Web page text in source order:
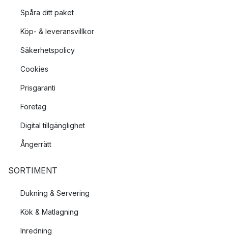
Spåra ditt paket
Köp- & leveransvillkor
Säkerhetspolicy
Cookies
Prisgaranti
Företag
Digital tillgänglighet
Ångerrätt
SORTIMENT
Dukning & Servering
Kök & Matlagning
Inredning